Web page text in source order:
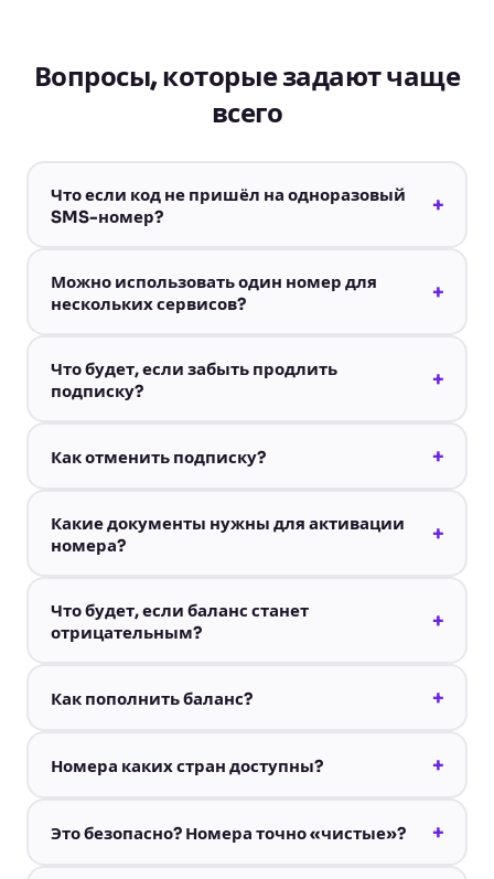
Вопросы, которые задают чаще
всего
Что если код не пришёл на одноразовый
SMS-номер?
+
Можно использовать один номер для
нескольких сервисов?
+
Что будет, если забыть продлить
подписку?
+
Как отменить подписку? +
Какие документы нужны для активации
номера?
+
Что будет, если баланс станет
отрицательным?
+
Как пополнить баланс? +
Номера каких стран доступны? +
Это безопасно? Номера точно «чистые»? +